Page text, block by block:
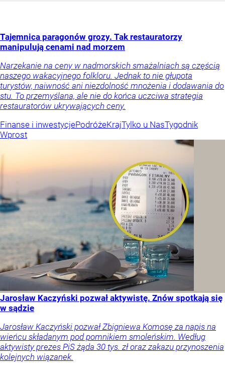
Tajemnica paragonów grozy. Tak restauratorzy
manipulują cenami nad morzem
Narzekanie na ceny w nadmorskich smażalniach są częścią
naszego wakacyjnego folkloru. Jednak to nie głupota
turystów, naiwność ani niezdolność mnożenia i dodawania do
stu. To przemyślana, ale nie do końca uczciwa strategia
restauratorów ukrywających ceny.
Finanse i inwestycjePodróżeKrajTylko u NasTygodnik
Wprost
Jarosław Kaczyński pozwał aktywistę. Znów spotkają się
w sądzie
Jarosław Kaczyński pozwał Zbigniewa Komosę za napis na
wieńcu składanym pod pomnikiem smoleńskim. Według
aktywisty prezes PiS żąda 30 tys. zł oraz zakazu przynoszenia
kolejnych wiązanek.